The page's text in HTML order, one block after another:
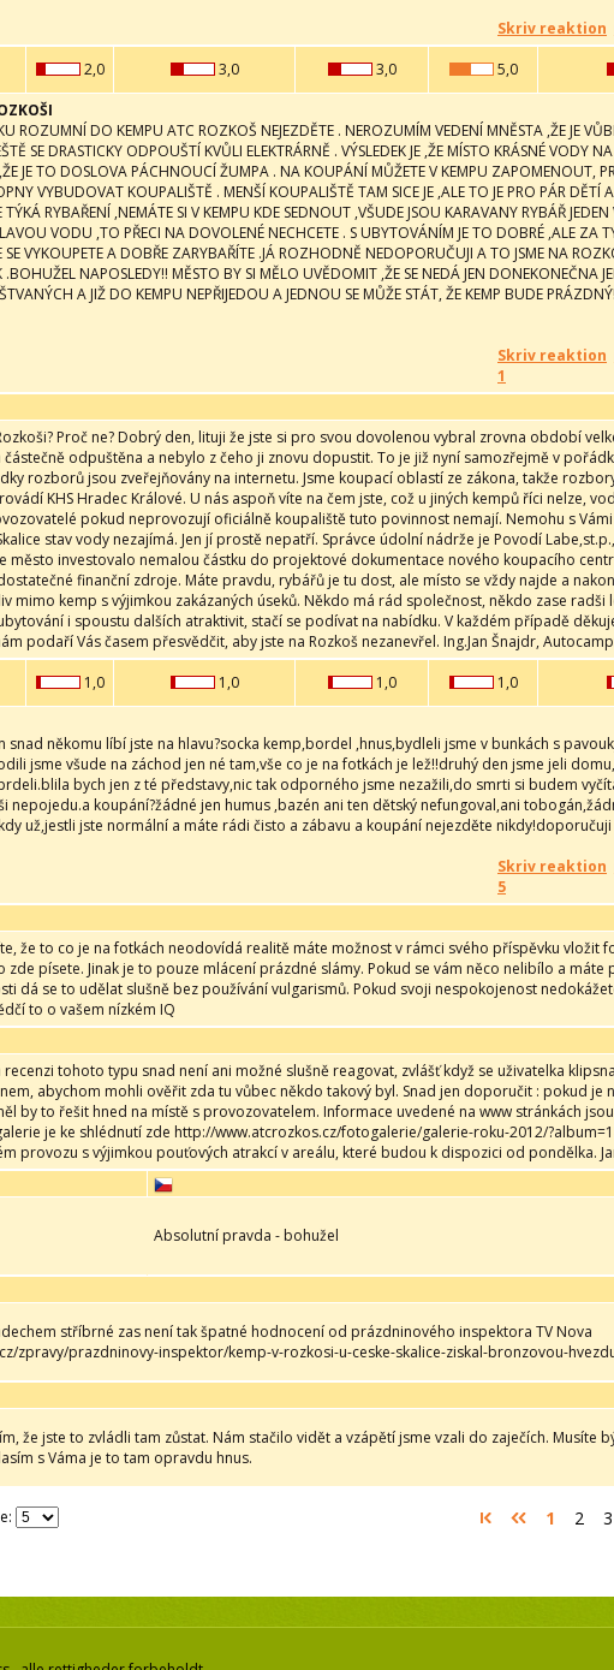
Skriv reaktion
2,0 3,0 3,0 5,0
ROZUMNÍ DO KEMPU ATC ROZKOŠ NEJEZDĚTE . NEROZUMÍM VEDENÍ MNĚSTA ,ŽE JE
SE DRASTICKY ODPOUŠTÍ KVŮLI ELEKTRÁRNĚ . VÝSLEDEK JE ,ŽE MÍSTO KRÁSNÉ VODY
,ŽE JE TO DOSLOVA PÁCHNOUCÍ ŽUMPA . NA KOUPÁNÍ MŮŽETE V KEMPU ZAPOMENOUT,
VYBUDOVAT KOUPALIŠTĚ . MENŠÍ KOUPALIŠTĚ TAM SICE JE ,ALE TO JE PRO PÁR DĚTÍ
TÝKÁ RYBAŘENÍ ,NEMÁTE SI V KEMPU KDE SEDNOUT ,VŠUDE JSOU KARAVANY RYBÁŘ
VODU ,TO PŘECI NA DOVOLENÉ NECHCETE . S UBYTOVÁNÍM JE TO DOBRÉ ,ALE ZA
SE VYKOUPETE A DOBŘE ZARYBAŘÍTE .JÁ ROZHODNĚ NEDOPORUČUJI A TO JSME NA
NAPOSLEDY!! MĚSTO BY SI MĚLO UVĚDOMIT ,ŽE SE NEDÁ JEN DONEKONEČNA
A JIŽ DO KEMPU NEPŘIJEDOU A JEDNOU SE MŮŽE STÁT, ŽE KEMP BUDE
Skriv reaktion
1
Proč ne? Dobrý den, lituji že jste si pro svou dovolenou vybral zrovna období
odpuštěna a nebylo z čeho ji znovu dopustit. To je již nyní samozřejmě v
rozborů jsou zveřejňovány na internetu. Jsme koupací oblastí ze zákona, takže
KHS Hradec Králové. U nás aspoň víte na čem jste, což u jiných kempů říci nelze,
pokud neprovozují oficiálně koupaliště tuto povinnost nemají. Nemohu s
stav vody nezajímá. Jen jí prostě nepatří. Správce údolní nádrže je Povodí
město investovalo nemalou částku do projektové dokumentace nového koupacího
finanční zdroje. Máte pravdu, rybářů je tu dost, ale místo se vždy najde a
mimo kemp s výjimkou zakázaných úseků. Někdo má rád společnost, někdo zase radši
i spoustu dalších atraktivit, stačí se podívat na nabídku. V každém případě
podaří Vás časem přesvědčit, aby jste na Rozkoš nezanevřel. Ing.Jan Šnajdr,
1,0 1,0 1,0 1,0
snad někomu líbí jste na hlavu?socka kemp,bordel ,hnus,bydleli jsme v bunkách s
jsme všude na záchod jen né tam,vše co je na fotkách je lež!!druhý den jsme jeli
bych jen z té představy,nic tak odporného jsme nezažili,do smrti si budem
nepojedu.a koupání?žádné jen humus ,bazén ani ten dětský nefungoval,ani
už,jestli jste normální a máte rádi čisto a zábavu a koupání nejezděte
Skriv reaktion
5
že to co je na fotkách neodovídá realitě máte možnost v rámci svého příspěvku vložit
zde písete. Jinak je to pouze mlácení prázdné slámy. Pokud se vám něco nelibílo a
dá se to udělat slušně bez používání vulgarismů. Pokud svoji nespokojenost
to o vašem nízkém IQ
tohoto typu snad není ani možné slušně reagovat, zvlášť když se uživatelka
abychom mohli ověřit zda tu vůbec někdo takový byl. Snad jen doporučit : pokud je
by to řešit hned na místě s provozovatelem. Informace uvedené na www stránkách
je ke shlédnutí zde http://www.atcrozkos.cz/fotogalerie/galerie-roku-2012/
provozu s výjimkou pouťových atrakcí v areálu, které budou k dispozici od pondělka.
Absolutní pravda - bohužel
stříbrné zas není tak špatné hodnocení od prázdninového inspektora TV Nova
zpravy/prazdninovy-inspektor/kemp-v-rozkosi-u-ceske-skalice-ziskal-bronzovou-
že jste to zvládli tam zůstat. Nám stačilo vidět a vzápětí jsme vzali do zaječích. Musíte
s Váma je to tam opravdu hnus.
1 2 3